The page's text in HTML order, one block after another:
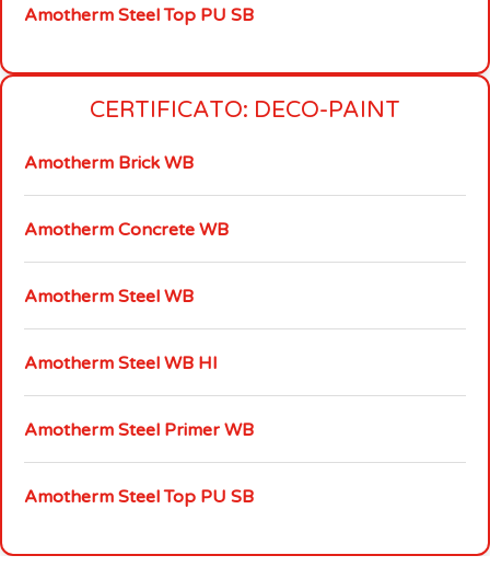
Amotherm Steel Top PU SB
CERTIFICATO: DECO-PAINT
Amotherm Brick WB
Amotherm Concrete WB
Amotherm Steel WB
Amotherm Steel WB HI
Amotherm Steel Primer WB
Amotherm Steel Top PU SB